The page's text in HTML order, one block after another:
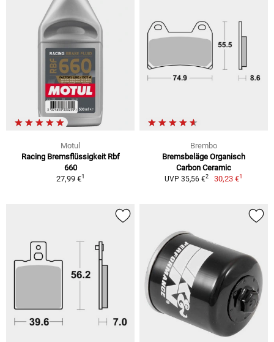
Motul
Racing Bremsflüssigkeit Rbf
660
27,99 €1
Brembo
Bremsbeläge Organisch
Carbon Ceramic
UVP 35,56 €2 30,23 €1